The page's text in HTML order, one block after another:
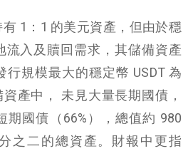
1：1 的美元資產，但由於穩
流入及贖回需求，其儲備資產
規模最大的穩定幣 USDT 為
產中， 未見大量長期國債，
期國債（66%），總值約 980
之二的總資產。財報中更指